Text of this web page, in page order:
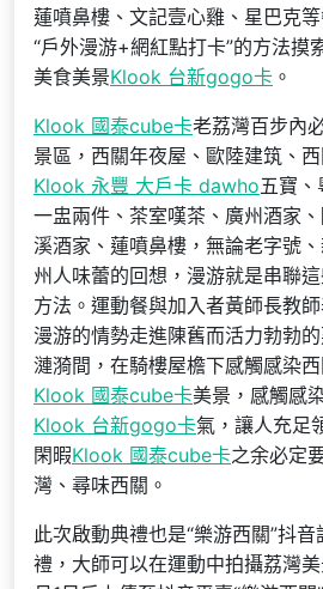
蓮噴鼻樓、文記壹心雞、星巴克
“戶外漫游+網紅點打卡”的方法摸
美食美景Klook 台新gogo卡 。
Klook 國泰cube卡老荔灣百步內
景區，西關年夜屋、歐陸建筑、西
Klook 永豐 大戶卡 dawho五寶、
一盅兩件、茶室嘆茶、廣州酒家
溪酒家、蓮噴鼻樓，無論老字號
州人味蕾的回想，漫游就是串聯
方法。運動餐與加入者黃師長教
漫游的情勢走進陳舊而活力勃勃
漣漪間，在騎樓屋檐下感觸感染
Klook 國泰cube卡美景，感觸感
Klook 台新gogo卡氣，讓人充足
閑暇Klook 國泰cube卡之余必定
灣、尋味西關。
此次啟動典禮也是“樂游西關”抖
禮，大師可以在運動中拍攝荔灣